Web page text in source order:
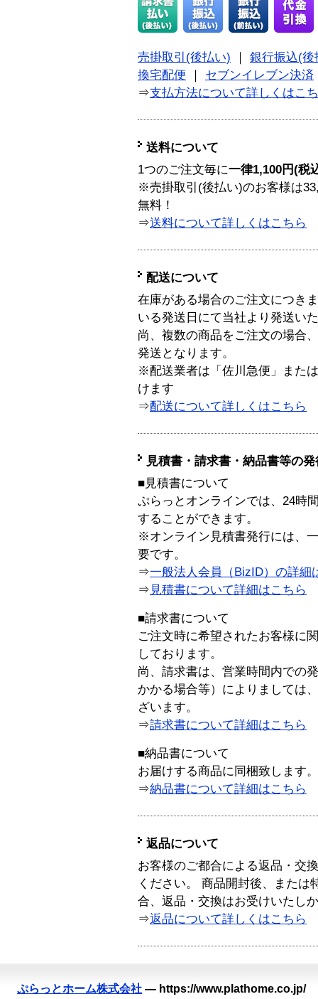
売掛取引(後払い) ｜ 銀行振込(後
換宅配便 ｜ セブンイレブン決済
⇒支払方法について詳しくはこ
送料について
1つのご注文毎に一律1,100円(税
※売掛取引(後払い)のお客様は
無料！
⇒送料について詳しくはこちら
配送について
在庫がある場合のご注文につき
いる発送日にて当社より発送い
尚、複数の商品をご注文の場合
発送となります。
※配送業者は「佐川急便」また
けます
⇒配送について詳しくはこちら
見積書・請求書・納品書等の
■見積書について
ぷらっとオンラインでは、24時
することができます。
※オンライン見積書発行には、
要です。
⇒一般法人会員（BizID）の詳細
⇒ 見積書について詳細はこちら
■請求書について
ご注文時に希望されたお客様に
しております。
尚、請求書は、営業時間内での
かかる場合等）によりましては
ざいます。
⇒請求書について詳細はこちら
■納品書について
お届けする商品に同梱致します。
⇒納品書について詳細はこちら
返品について
お客様のご都合による返品・交
ください。 商品開封後、または
合、返品・交換はお受けいたし
⇒返品について詳しくはこちら
ぷらっとホーム株式会社 — https://www.plathome.co.jp/